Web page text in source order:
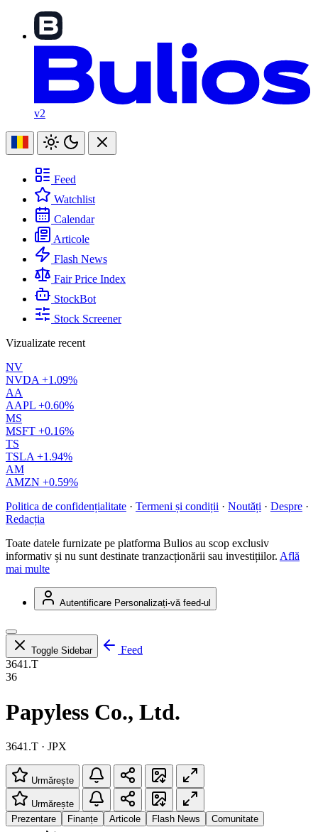
v2
Feed
Watchlist
Calendar
Articole
Flash News
Fair Price Index
StockBot
Stock Screener
Vizualizate recent
NV
NVDA +1.09%
AA
AAPL +0.60%
MS
MSFT +0.16%
TS
TSLA +1.94%
AM
AMZN +0.59%
Politica de confidențialitate · Termeni și condiții · Noutăți · Despre ·
Redacția
Toate datele furnizate pe platforma Bulios au scop exclusiv
informativ și nu sunt destinate tranzacționării sau investițiilor. Află
mai multe
Autentificare Personalizați-vă feed-ul
Toggle Sidebar
Feed
3641.T
36
Papyless Co., Ltd.
3641.T · JPX
Urmărește
Urmărește
Prezentare
Finanțe Articole Flash News Comunitate